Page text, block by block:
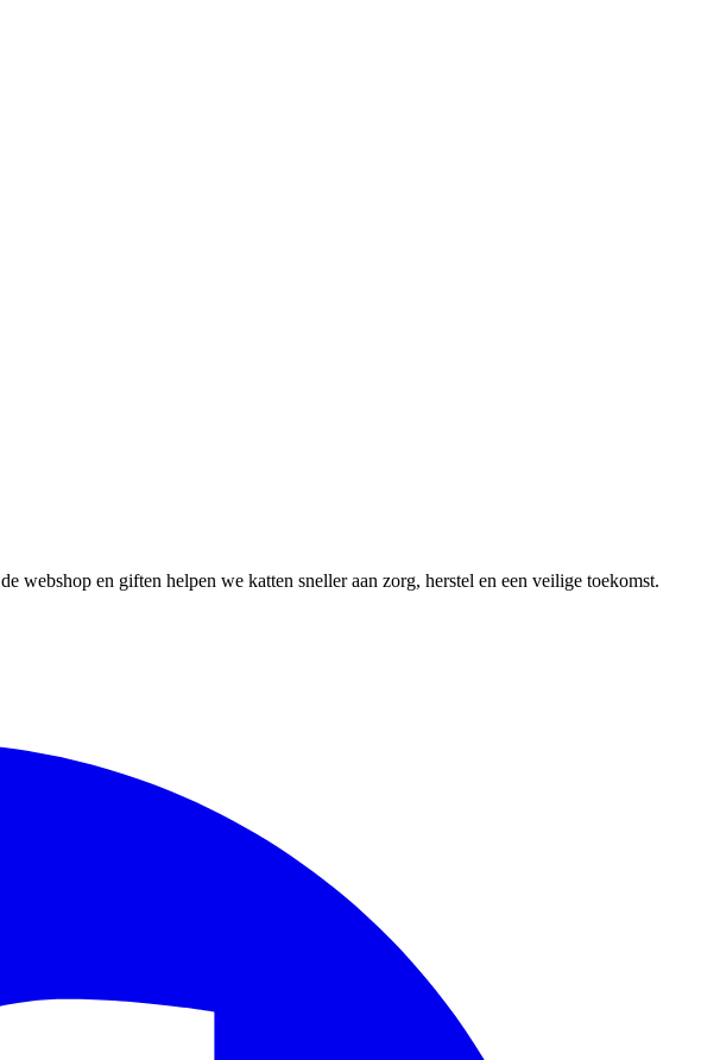
webshop en giften helpen we katten sneller aan zorg, herstel en een veilige toekomst.